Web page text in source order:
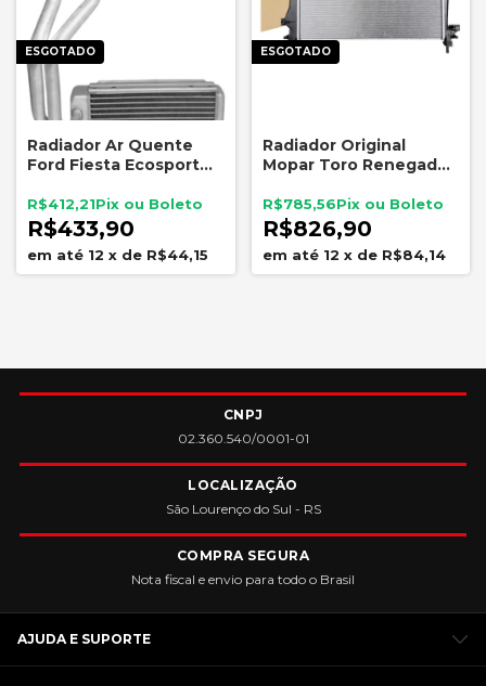
ESGOTADO
Radiador Ar Quente
Ford Fiesta Ecosport
R$433,90
R$412,21
12 x de R$44,15
ESGOTADO
Radiador Original
Mopar Toro Renegade
R$826,90
R$785,56
12 x de R$84,14
CNPJ
02.360.540/0001-01
LOCALIZAÇÃO
São Lourenço do Sul - RS
COMPRA SEGURA
Nota fiscal e envio para todo o Brasil
AJUDA E SUPORTE